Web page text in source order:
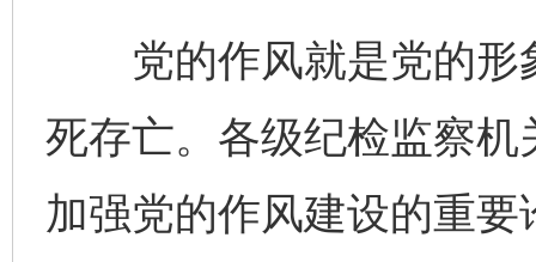
党的作风就是党的形
死存亡。各级纪检监察
加强党的作风建设的重